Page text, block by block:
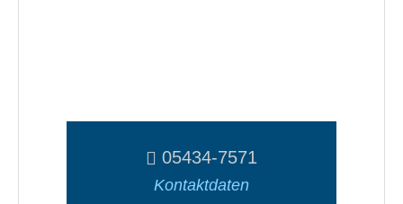
05434-7571
Kontaktdaten